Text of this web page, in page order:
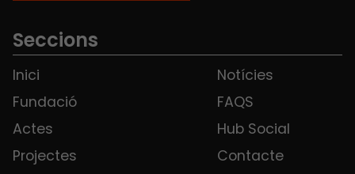
Seccions
Inici
Fundació
Actes
Projectes
Notícies
FAQS
Hub Social
Contacte